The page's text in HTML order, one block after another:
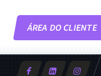
ÁREA DO CLIENTE